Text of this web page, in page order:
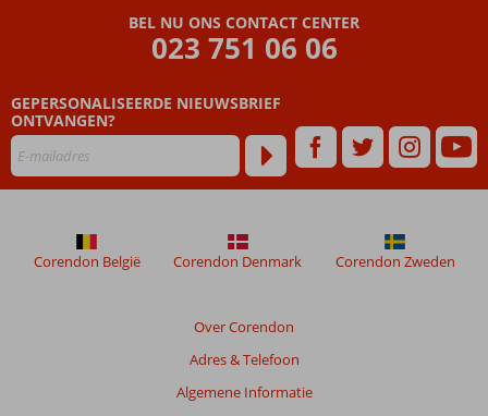
BEL NU ONS CONTACT CENTER
023 751 06 06
GEPERSONALISEERDE NIEUWSBRIEF
ONTVANGEN?
Over Corendon
Adres & Telefoon
Algemene Informatie
Corendon België Corendon Denmark Corendon Zweden